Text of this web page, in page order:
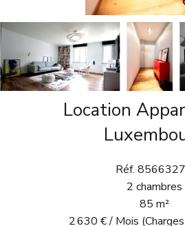
Location
Réf.
2 chambres
85 m²
2 630 € / Mois